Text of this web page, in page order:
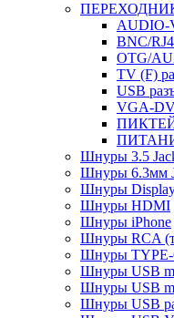
AUDIO-
BNC/
OTG/
TV (F)
USB
VGA-
Шнуры 3.5
Шнуры 6.3мм
Шнуры
Шнуры HDMI
Шнуры iPhone
Шнуры RCA
Шнуры TYPE-
Шнуры USB
Шнуры USB
Шнуры USB